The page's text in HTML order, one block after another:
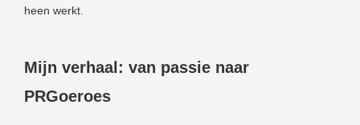
heen werkt.
Mijn verhaal: van passie naar
PRGoeroes